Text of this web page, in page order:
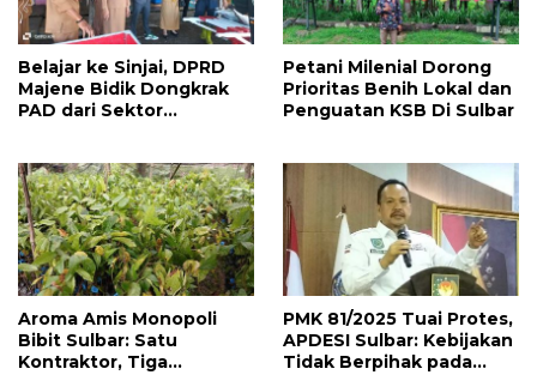
Belajar ke Sinjai, DPRD
Majene Bidik Dongkrak
PAD dari Sektor
Petani Milenial Dorong
Prioritas Benih Lokal dan
Penguatan KSB Di Sulbar
Aroma Amis Monopoli
Bibit Sulbar: Satu
Kontraktor, Tiga
PMK 81/2025 Tuai Protes,
APDESI Sulbar: Kebijakan
Tidak Berpihak pada